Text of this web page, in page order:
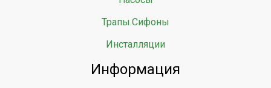
Трапы.Сифоны
Инсталляции
Информация